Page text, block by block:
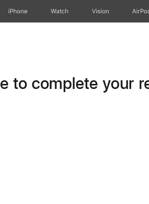
iPhone Watch Vision
to complete your